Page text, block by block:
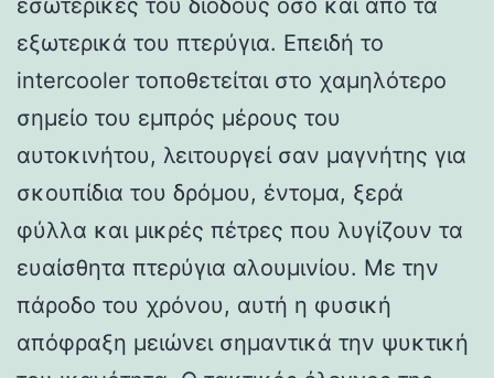
εξωτερικά του πτερύγια. Επειδή το
intercooler τοποθετείται στο χαμηλότερο
σημείο του εμπρός μέρους του
αυτοκινήτου, λειτουργεί σαν μαγνήτης για
σκουπίδια του δρόμου, έντομα, ξερά
φύλλα και μικρές πέτρες που λυγίζουν τα
ευαίσθητα πτερύγια αλουμινίου. Με την
πάροδο του χρόνου, αυτή η φυσική
απόφραξη μειώνει σημαντικά την ψυκτική